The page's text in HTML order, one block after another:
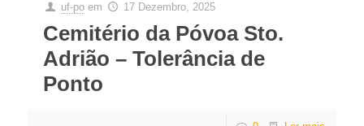
uf-po em 17 Dezembro, 2025
Cemitério da Póvoa Sto.
Adrião – Tolerância de
Ponto